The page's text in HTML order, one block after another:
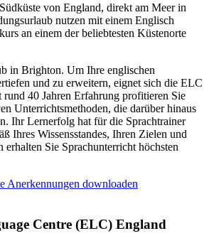
von England, direkt am Meer in
nutzen mit einem Englisch
an einem der beliebtesten Küstenorte
in Brighton. Um Ihre englischen
und zu erweitern, eignet sich die ELC
rund 40 Jahren Erfahrung profitieren Sie
Unterrichtsmethoden, die darüber hinaus
Ihr Lernerfolg hat für die Sprachtrainer
Ihres Wissensstandes, Ihren Zielen und
erhalten Sie Sprachunterricht höchsten
Anerkennungen downloaden
Centre (ELC) England